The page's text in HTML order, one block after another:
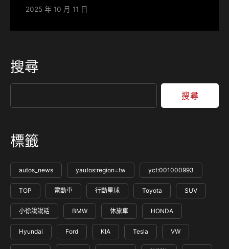
2025 年 10 月 11 日
搜尋
搜尋
標籤
autos_news yautos:region=tw yct:001000993
TOP 電動車 行動星球 Toyota SUV
小徐說說話 BMW 休旅車 HONDA
Hyundai Ford KIA Tesla VW